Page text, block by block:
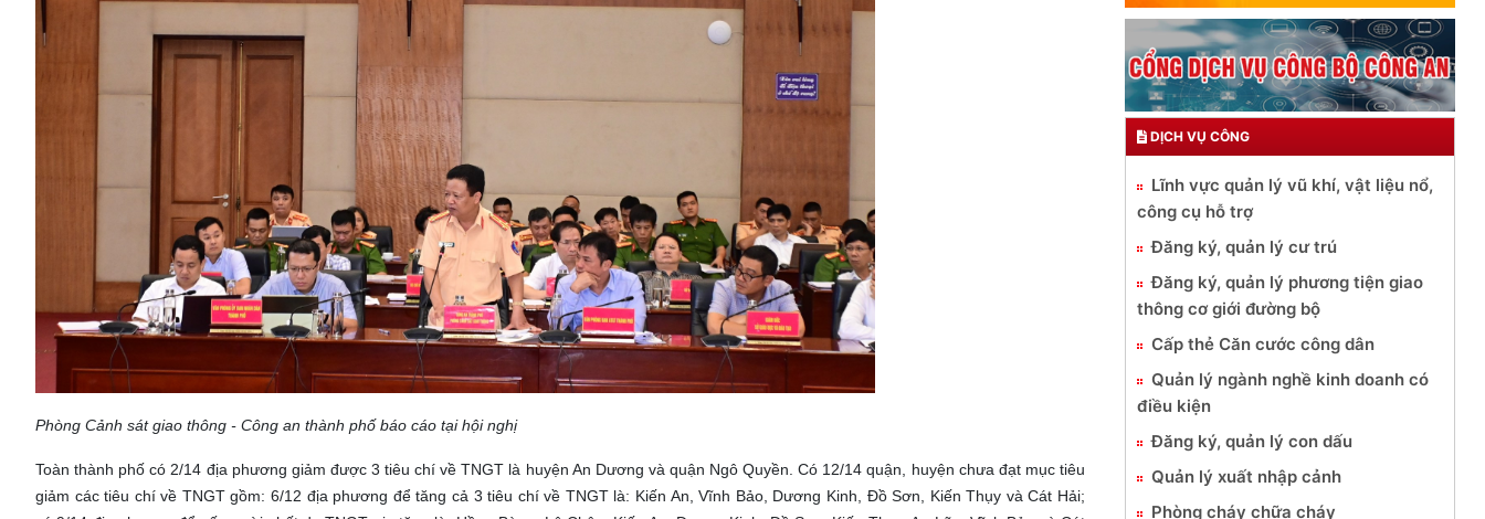
Phòng Cảnh sát giao thông - Công an thành phố báo cáo tại hội nghị
Toàn thành phố có 2/14 địa phương giảm được 3 tiêu chí về TNGT là huyện An Dương và quận Ngô Quyền. Có 12/14 quận, huyện chưa đạt mục tiêu
giảm các tiêu chí về TNGT gồm: 6/12 địa phương để tăng cả 3 tiêu chí về TNGT là: Kiến An, Vĩnh Bảo, Dương Kinh, Đồ Sơn, Kiến Thụy và Cát Hải;
DỊCH VỤ CÔNG
Lĩnh vực quản lý vũ khí, vật liệu nổ,
công cụ hỗ trợ
Đăng ký, quản lý cư trú
Đăng ký, quản lý phương tiện giao
thông cơ giới đường bộ
Cấp thẻ Căn cước công dân
Quản lý ngành nghề kinh doanh có
điều kiện
Đăng ký, quản lý con dấu
Quản lý xuất nhập cảnh
Phòng cháy chữa cháy